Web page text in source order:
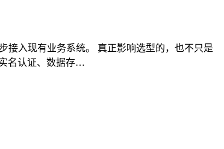
接入现有业务系统。 真正影响选型的，也不只是
名认证、数据存…